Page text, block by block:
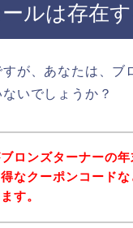
ルは存在す
が、あなたは、ブ
いでしょうか？
ロンズターナーの
なクーポンコードな
す。